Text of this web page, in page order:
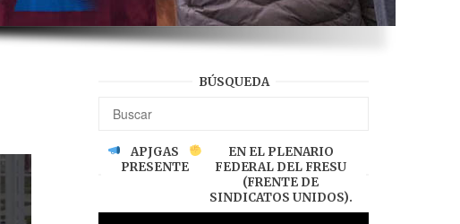
BÚSQUEDA
APJGAS
PRESENTE
EN EL PLENARIO
FEDERAL DEL FRESU
(FRENTE DE
SINDICATOS UNIDOS).